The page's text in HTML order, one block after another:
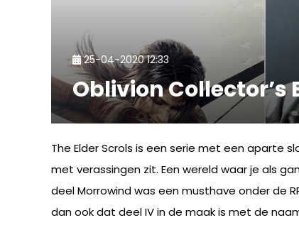
25-04-2020 12:33
Oblivion
The Elder Scrols is een serie met een aparte
met verassingen zit. Een wereld waar je als
deel Morrowind was een musthave onder de
dan ook dat deel IV in de maak is met de